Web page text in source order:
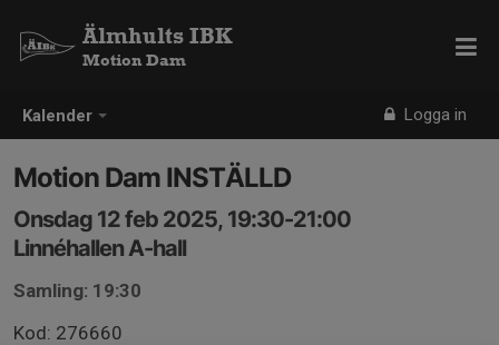
Kalender Logga in
Älmhults IBK
Motion Dam
Motion Dam INSTÄLLD
Onsdag 12 feb 2025, 19:30-21:00
Linnéhallen A-hall
Samling: 19:30
Kod: 276660